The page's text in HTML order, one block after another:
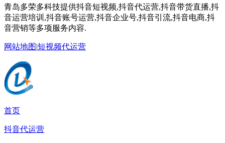
青岛多荣多科技提供抖音短视频,抖音代运营,抖音带货直播,抖
音运营培训,抖音账号运营,抖音企业号,抖音引流,抖音电商,抖
音营销等多项服务内容.
网站地图|短视频代运营
首页
抖音代运营